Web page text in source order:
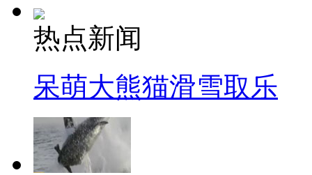
热点新闻
呆萌大熊猫滑雪取乐